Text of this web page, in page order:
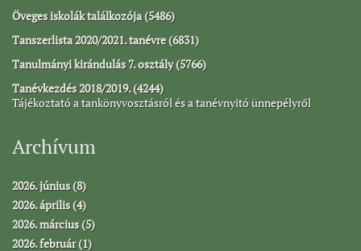
Öveges iskolák találkozója (5486)
Tanszerlista 2020/2021. tanévre (6831)
Tanulmányi kirándulás 7. osztály (5766)
Tanévkezdés 2018/2019. (4244)
Tájékoztató a tankönyvosztásról és a tanévnyitó ünnepélyről
Archívum
2026. június (8)
2026. április (4)
2026. március (5)
2026. február (1)